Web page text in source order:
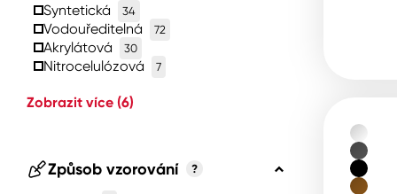
Syntetická 34
Vodouředitelná 72
Akrylátová 30
Nitrocelulózová 7
Zobrazit více (6)
Způsob vzorování ?